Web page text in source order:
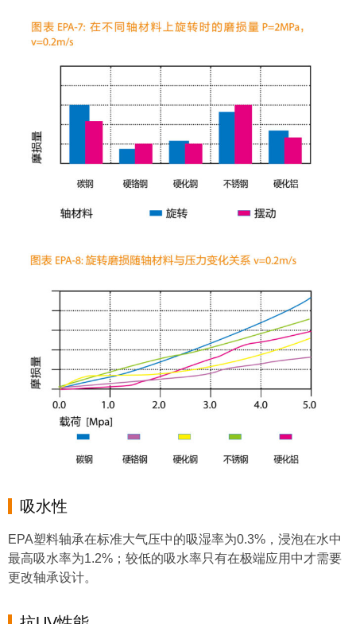
吸水性
EPA塑料轴承在标准大气压中的吸湿率为0.3%，浸泡在水中
最高吸水率为1.2%；较低的吸水率只有在极端应用中才需要
更改轴承设计。